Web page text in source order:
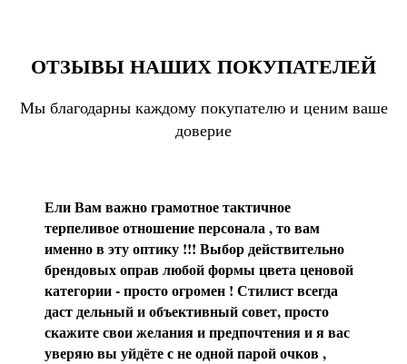
ОТЗЫВЫ НАШИХ ПОКУПАТЕЛЕЙ
Мы благодарны каждому покупателю и ценим ваше
доверие
Ели Вам важно грамотное тактичное
терпеливое отношение персонала , то вам
именно в эту оптику !!! Выбор действительно
брендовых оправ любой формы цвета ценовой
категории - просто огромен ! Стилист всегда
даст дельный и объективный совет, просто
скажите свои желания и предпочтения и я вас
уверяю вы уйдёте с не одной парой очков ,